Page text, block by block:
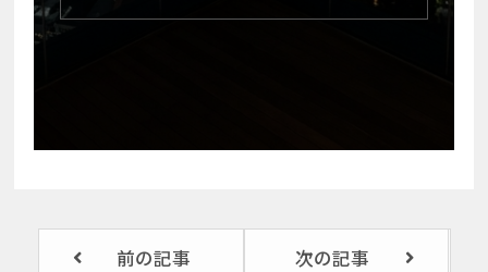
前の記事 次の記事